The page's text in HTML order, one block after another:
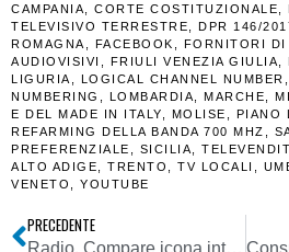
CAMPANIA
CORTE COSTITUZIONALE
TELEVISIVO TERRESTRE
DPR 146/
ROMAGNA
FACEBOOK
FORNITORI
AUDIOVISIVI
FRIULI VENEZIA GIULIA
LIGURIA
LOGICAL CHANNEL NUMBER
NUMBERING
LOMBARDIA MARCHE
E DEL MADE IN ITALY
MOLISE PIANO
REFARMING DELLA BANDA 700 MHZ
PREFERENZIALE
SICILIA
ALTO ADIGE
TRENTO TV LOCALI
VENETO
YOUTUBE
PRECEDENTE
Radio. Compare icona interna ad Android Auto che suggerisce prossima attivazione di Car Radio, la gestione dei media da parte di Google